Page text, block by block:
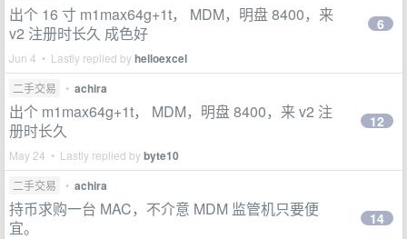
出个 16 寸 m1max64g+1t， MDM，明盘 8400，来
v2 注册时长久 成色好
Jun 4 • Lastly replied byhelloexcel
6
二手交易 • achira
出个 m1max64g+1t， MDM，明盘 8400，来 v2 注
册时长久
May 24 • Lastly replied bybyte10
12
二手交易 • achira
持币求购一台 MAC，不介意 MDM 监管机只要便
宜。
14